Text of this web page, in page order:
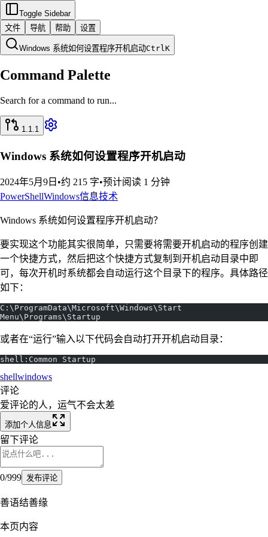
Toggle Sidebar
文件
导航 帮助 设置
Windows 系统如何设置程序开机启动CtrlK
Command Palette
Search for a command to run...
1.1.1
Windows 系统如何设置程序开机启动
2024年5月9日 •约 215 字•预计阅读 1 分钟
PowerShellWindows信息技术
Windows 系统如何设置程序开机启动？
要实现这个功能其实很简单，只需要将需要开机启动的程序创建
一个快捷方式，然后把这个快捷方式复制到开机启动目录中即
可，每次开机时系统都会自动运行这个目录下的程序。具体路径
如下：
C:\ProgramData\Microsoft\Windows\Start
Menu\Programs\Startup
或者在“运行”输入以下代码会自动打开开机启动目录：
shell:Common Startup
shellwindows
评论
爱评论的人，运气不会太差
添加个人信息
留下评论
0/999 发布评论
善语结善缘
本页内容